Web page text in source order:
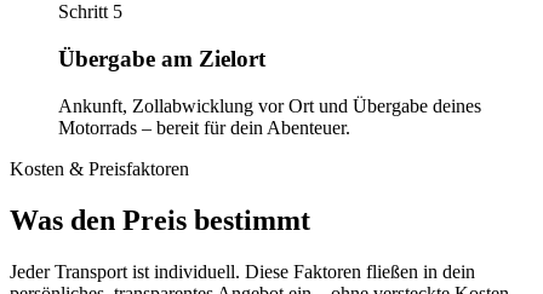
Schritt 5
Übergabe am Zielort
Ankunft, Zollabwicklung vor Ort und Übergabe deines
Motorrads – bereit für dein Abenteuer.
Kosten & Preisfaktoren
Was den Preis bestimmt
Jeder Transport ist individuell. Diese Faktoren fließen in dein